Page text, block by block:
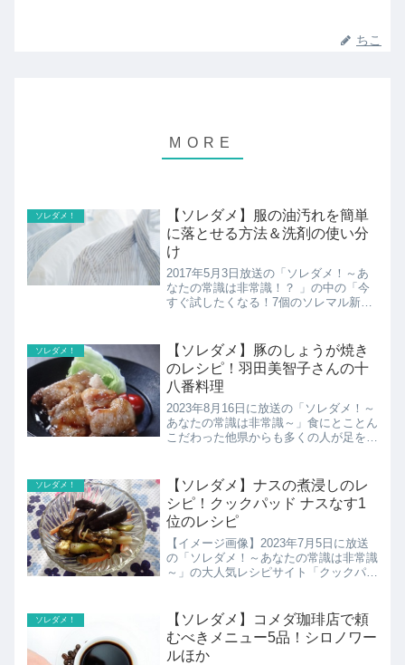
ちこ
ソレダメ！
【ソレダメ】服の油汚れを簡単
に落とせる方法＆洗剤の使い分
け
2017年5月3日放送の「ソレダメ！～あ
なたの常識は非常識！？ 」の中の「今
すぐ試したくなる！7個のソレマル新常
ソレダメ！
【ソレダメ】豚のしょうが焼き
のレシピ！羽田美智子さんの十
八番料理
2023年8月16日に放送の「ソレダメ！～
あなたの常識は非常識～」食にとことん
こだわった他県からも多くの人が足を運
ー「BLANDE（ブランデ）」を大特集！
スタジオでは羽...
ソレダメ！
【ソレダメ】ナスの煮浸しのレ
シピ！クックパッド ナスなす1
位のレシピ
【イメージ画像】2023年7月5日に放送
の「ソレダメ！～あなたの常識は非常識
～」の大人気レシピサイト「クックパッ
ュー1位のレシピ、ナスの煮浸しのレシ
ピの紹介です。
ソレダメ！
【ソレダメ】コメダ珈琲店で頼
むべきメニュー5品！シロノワー
ルほか